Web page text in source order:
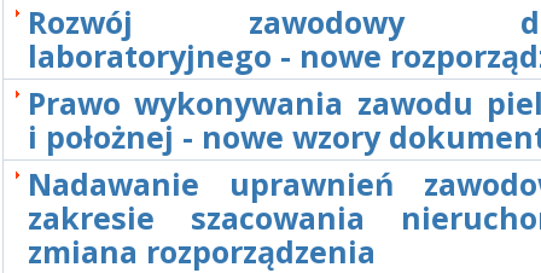
Rozwój zawodowy
laboratoryjnego - nowe
Prawo wykonywania zawodu
i położnej - nowe wzory
Nadawanie uprawnień
zakresie szacowania
zmiana rozporządzenia